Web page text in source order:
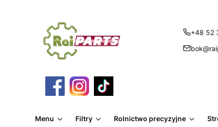
+48 52
Menu Filtry Rolnictwo precyzyjne